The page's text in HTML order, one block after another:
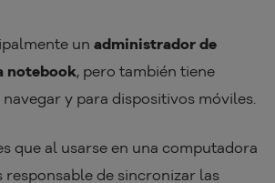
un administrador de
notebook, pero también tiene
y para dispositivos móviles.
que al usarse en una computadora
responsable de sincronizar las